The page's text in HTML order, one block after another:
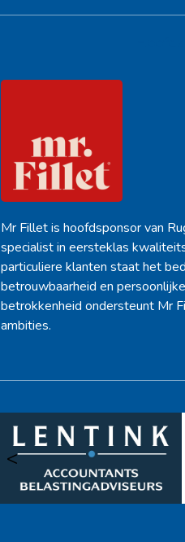
Mr Fillet is hoofdsponsor van
specialist in eersteklas
particuliere klanten staat het
betrouwbaarheid en
betrokkenheid ondersteunt Mr
ambities.
<